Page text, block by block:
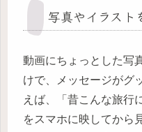
写真やイラスト
動画にちょっとした写
けで、メッセージがグ
えば、「昔こんな旅行
をスマホに映してから